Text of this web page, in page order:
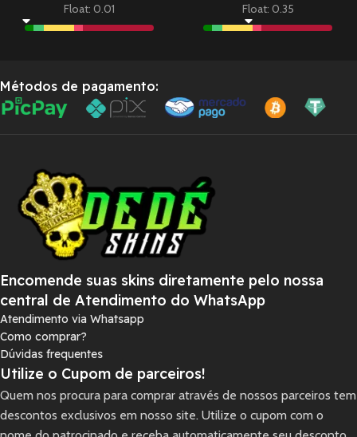
Float: 0.01 Float: 0.35
Métodos de pagamento:
Encomende suas skins diretamente pelo nossa
central de Atendimento do WhatsApp
Atendimento via Whatsapp
Como comprar?
Dúvidas frequentes
Utilize o Cupom de parceiros!
Quem nos procura para comprar através de nossos parceiros tem
descontos exclusivos em nosso site. Utilize o cupom com o